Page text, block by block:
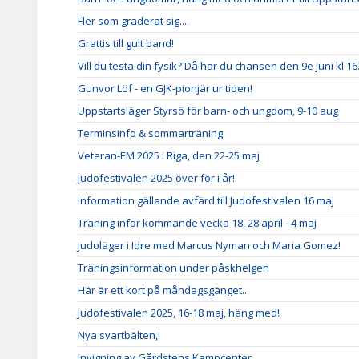
Fler som graderat sig....
Grattis till gult band!
Vill du testa din fysik? Då har du chansen den 9e juni kl
Gunvor Löf - en GJK-pionjär ur tiden!
Uppstartsläger Styrsö för barn- och ungdom, 9-10 aug
Terminsinfo & sommarträning
Veteran-EM 2025 i Riga, den 22-25 maj
Judofestivalen 2025 över för i år!
Information gällande avfärd till Judofestivalen 16 maj
Träning inför kommande vecka 18, 28 april - 4 maj
Judoläger i Idre med Marcus Nyman och Maria Gomez!
Träningsinformation under påskhelgen
Här är ett kort på måndagsgänget...
Judofestivalen 2025, 16-18 maj, häng med!
Nya svartbälten,!